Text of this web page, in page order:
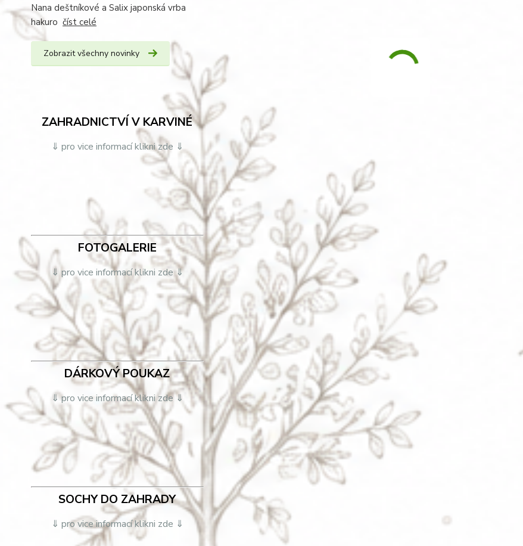
Nana deštníkové a Salix japonská vrba
hakuro číst celé
Zobrazit všechny novinky
ZAHRADNICTVÍ V KARVINÉ
⇓ pro vice informací klikni zde ⇓
FOTOGALERIE
⇓ pro vice informací klikni zde ⇓
DÁRKOVÝ POUKAZ
⇓ pro vice informací klikni zde ⇓
SOCHY DO ZAHRADY
⇓ pro vice informací klikni zde ⇓